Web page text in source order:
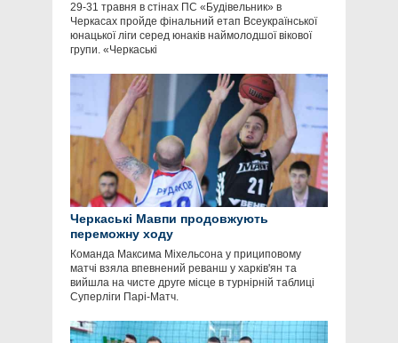
29-31 травня в стінах ПС «Будівельник» в
Черкасах пройде фінальний етап Всеукраїнської
юнацької ліги серед юнаків наймолодшої вікової
групи. «Черкаські
Черкаські Мавпи продовжують
переможну ходу
Команда Максима Міхельсона у прициповому
матчі взяла впевнений реванш у харків'ян та
вийшла на чисте друге місце в турнірній таблиці
Суперліги Парі-Матч.